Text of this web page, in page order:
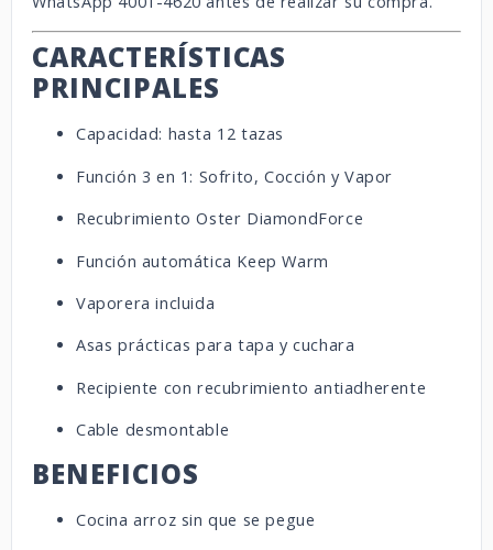
CARACTERÍSTICAS
PRINCIPALES
Capacidad: hasta 12 tazas
Función 3 en 1: Sofrito, Cocción y Vapor
Recubrimiento Oster DiamondForce
Función automática Keep Warm
Vaporera incluida
Asas prácticas para tapa y cuchara
Recipiente con recubrimiento antiadherente
Cable desmontable
BENEFICIOS
Cocina arroz sin que se pegue